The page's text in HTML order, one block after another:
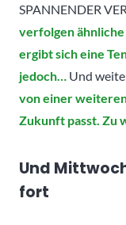
SPANNENDER
verfolgen
ergibt sich eine
jedoch… Und
von einer
Zukunft passt. Zu
Und
fort